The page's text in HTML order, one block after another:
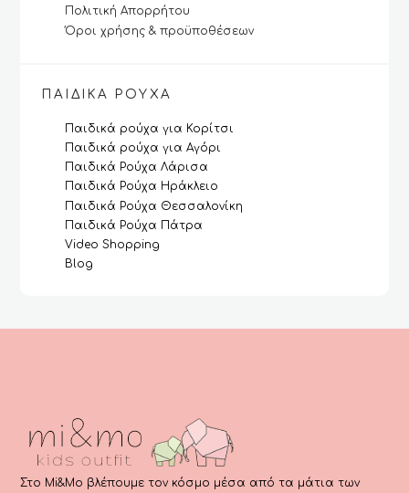
Πολιτική Απορρήτου
Όροι χρήσης & προϋποθέσεων
ΠΑΙΔΙΚΆ ΡΟΎΧΑ
Παιδικά ρούχα για Κορίτσι
Παιδικά ρούχα για Αγόρι
Παιδικά Ρούχα Λάρισα
Παιδικά Ρούχα Ηράκλειο
Παιδικά Ρούχα Θεσσαλονίκη
Παιδικά Ρούχα Πάτρα
Video Shopping
Blog
Στο Mi&Mo βλέπουμε τον κόσμο μέσα από τα μάτια των